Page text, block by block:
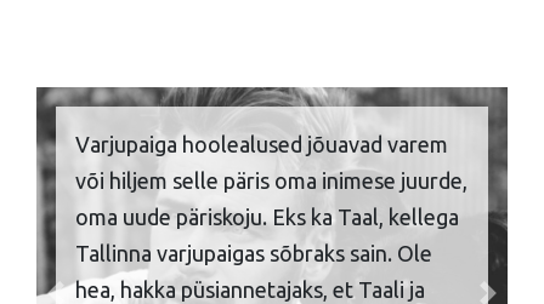
Varjupaiga hoolealused jõuavad varem
või hiljem selle päris oma inimese juurde,
oma uude päriskoju. Eks ka Taal, kellega
Tallinna varjupaigas sõbraks sain. Ole
hea, hakka püsiannetajaks, et Taali ja